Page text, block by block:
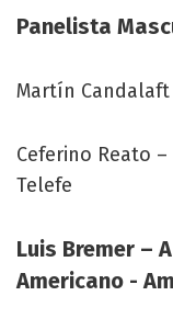
Panelista
Martín Candalaft
Ceferino Reato
Telefe
Luis Bremer –
Americano -